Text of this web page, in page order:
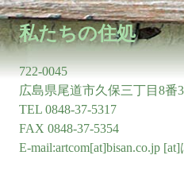
私たちの住処
722-0045
広島県尾道市久保三丁目8番
TEL 0848-37-5317
FAX 0848-37-5354
E-mail:artcom[at]bisan.co.jp